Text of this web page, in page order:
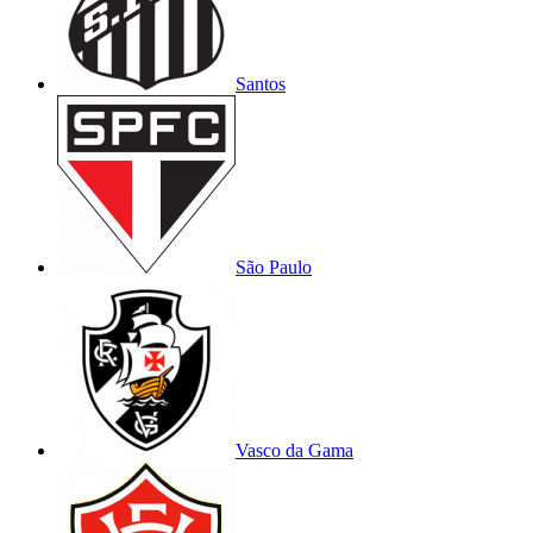
Santos
São Paulo
Vasco da Gama